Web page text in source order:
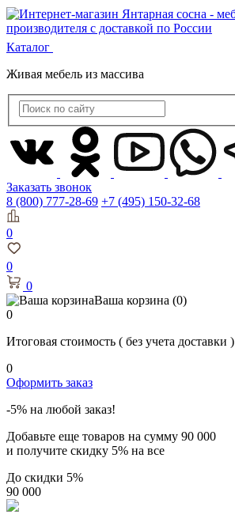
Каталог
Живая мебель из массива
Заказать звонок
8 (800) 777-28-69 +7 (495) 150-32-68
0
0
0
Ваша корзина (0)
0
Итоговая стоимость ( без учета доставки )
0
Оформить заказ
-5% на любой заказ!
Добавьте еще товаров на сумму 90 000
и получите скидку 5% на все
До скидки 5%
90 000